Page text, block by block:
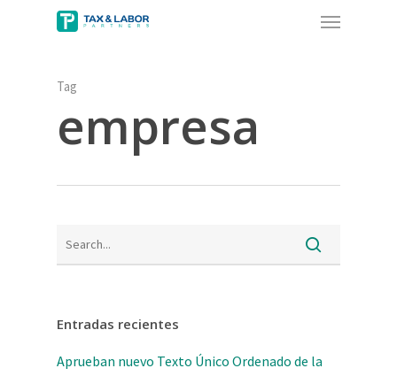
Menu
Tag
empresa
Entradas recientes
Aprueban nuevo Texto Único Ordenado de la